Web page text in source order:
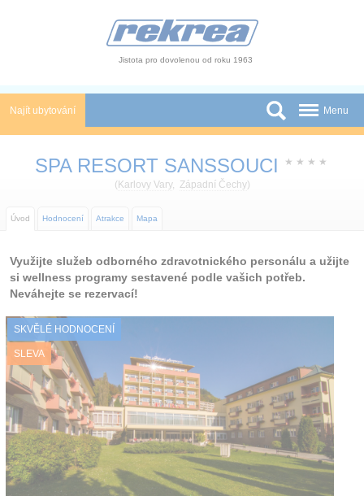
Jistota pro dovolenou od roku 1963
Najít ubytování
Autobusové zájezdy
Novinky
Atrakce
O nás
Kontakt
Menu
SPA RESORT SANSSOUCI ★ ★ ★ ★
( Karlovy Vary, Západní Čechy)
Úvod Hodnocení Atrakce Mapa
Využijte služeb odborného zdravotnického personálu a užijte
si wellness programy sestavené podle vašich potřeb.
Neváhejte se rezervací!
SKVĚLÉ HODNOCENÍ
SLEVA